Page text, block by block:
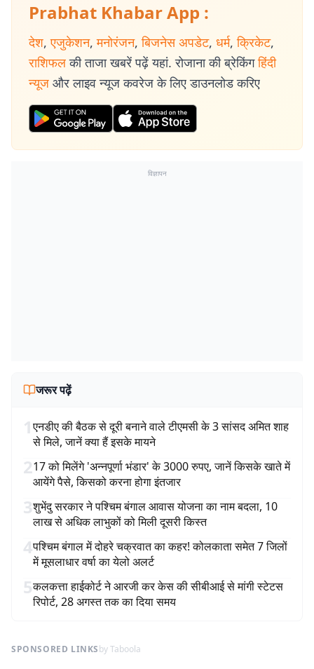
Prabhat Khabar App :
देश, एजुकेशन, मनोरंजन, बिजनेस अपडेट, धर्म, क्रिकेट,
राशिफल की ताजा खबरें पढ़ें यहां. रोजाना की ब्रेकिंग हिंदी
न्यूज और लाइव न्यूज कवरेज के लिए डाउनलोड करिए
विज्ञापन
जरूर पढ़ें
1एनडीए की बैठक से दूरी बनाने वाले टीएमसी के 3 सांसद अमित शाह
से मिले, जानें क्या हैं इसके मायने
217 को मिलेंगे 'अन्नपूर्णा भंडार' के 3000 रुपए, जानें किसके खाते में
आयेंगे पैसे, किसको करना होगा इंतजार
3शुभेंदु सरकार ने पश्चिम बंगाल आवास योजना का नाम बदला, 10
लाख से अधिक लाभुकों को मिली दूसरी किस्त
4पश्चिम बंगाल में दोहरे चक्रवात का कहर! कोलकाता समेत 7 जिलों
में मूसलाधार वर्षा का येलो अलर्ट
5कलकत्ता हाईकोर्ट ने आरजी कर केस की सीबीआई से मांगी स्टेटस
रिपोर्ट, 28 अगस्त तक का दिया समय
SPONSORED LINKSby Taboola